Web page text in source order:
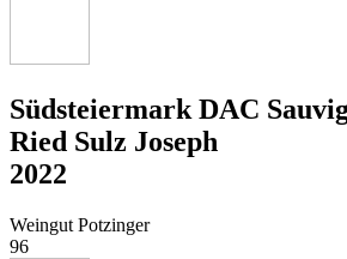
Südsteiermark DAC
Ried Sulz Joseph
2022
Weingut Potzinger
96